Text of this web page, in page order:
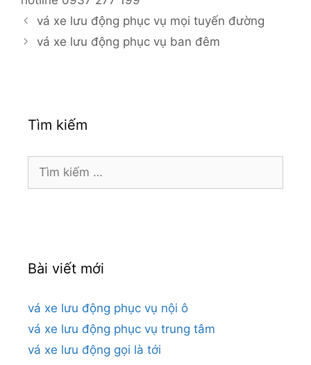
vá xe lưu động phục vụ mọi tuyến đường
vá xe lưu động phục vụ ban đêm
Tìm kiếm
Tìm
kiếm
Bài viết mới
vá xe lưu động phục vụ nội ô
vá xe lưu động phục vụ trung tâm
vá xe lưu động gọi là tới